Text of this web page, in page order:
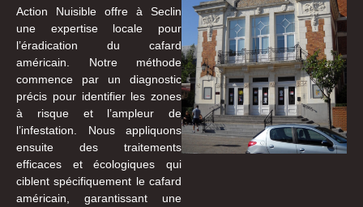
Action Nuisible offre à Seclin
une expertise locale pour
l’éradication du cafard
américain. Notre méthode
commence par un diagnostic
précis pour identifier les zones
à risque et l’ampleur de
l’infestation. Nous appliquons
ensuite des traitements
efficaces et écologiques qui
ciblent spécifiquement le cafard
américain, garantissant une